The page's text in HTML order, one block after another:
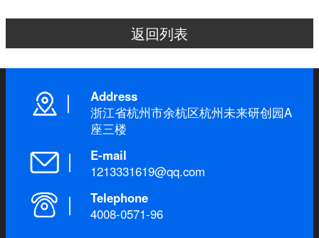
返回列表
Address
浙江省杭州市余杭区杭州未来研创园A
座三楼
E-mail
1213331619@qq.com
Telephone
4008-0571-96